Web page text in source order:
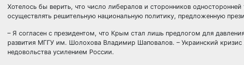
Хотелось бы верить, что число либералов и сторонников
осуществлять решительную национальную политику, предложенную
– Я согласен с президентом, что Крым стал лишь предлогом для
развития МГГУ им. Шолохова Владимир Шаповалов. – Украинский
недовольства усилением России.